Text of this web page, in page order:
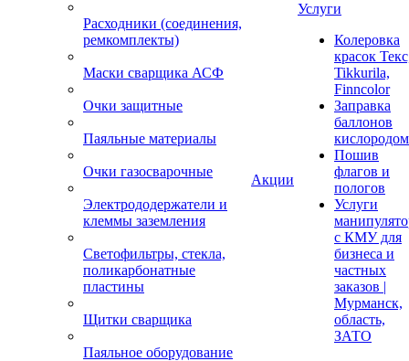
Расходники (соединения,
ремкомплекты)
Маски сварщика АСФ
Очки защитные
Паяльные материалы
Очки газосварочные
Электрододержатели и
клеммы заземления
Светофильтры, стекла,
поликарбонатные
пластины
Щитки сварщика
Паяльное оборудование
Акции
Услуги
Колеровка
красок
Tikkurila,
Finncolor
Заправка
баллонов
кислородом
Пошив
флагов и
пологов
Услуги
с КМУ для
бизнеса и
частных
заказов |
Мурманск,
область,
ЗАТО